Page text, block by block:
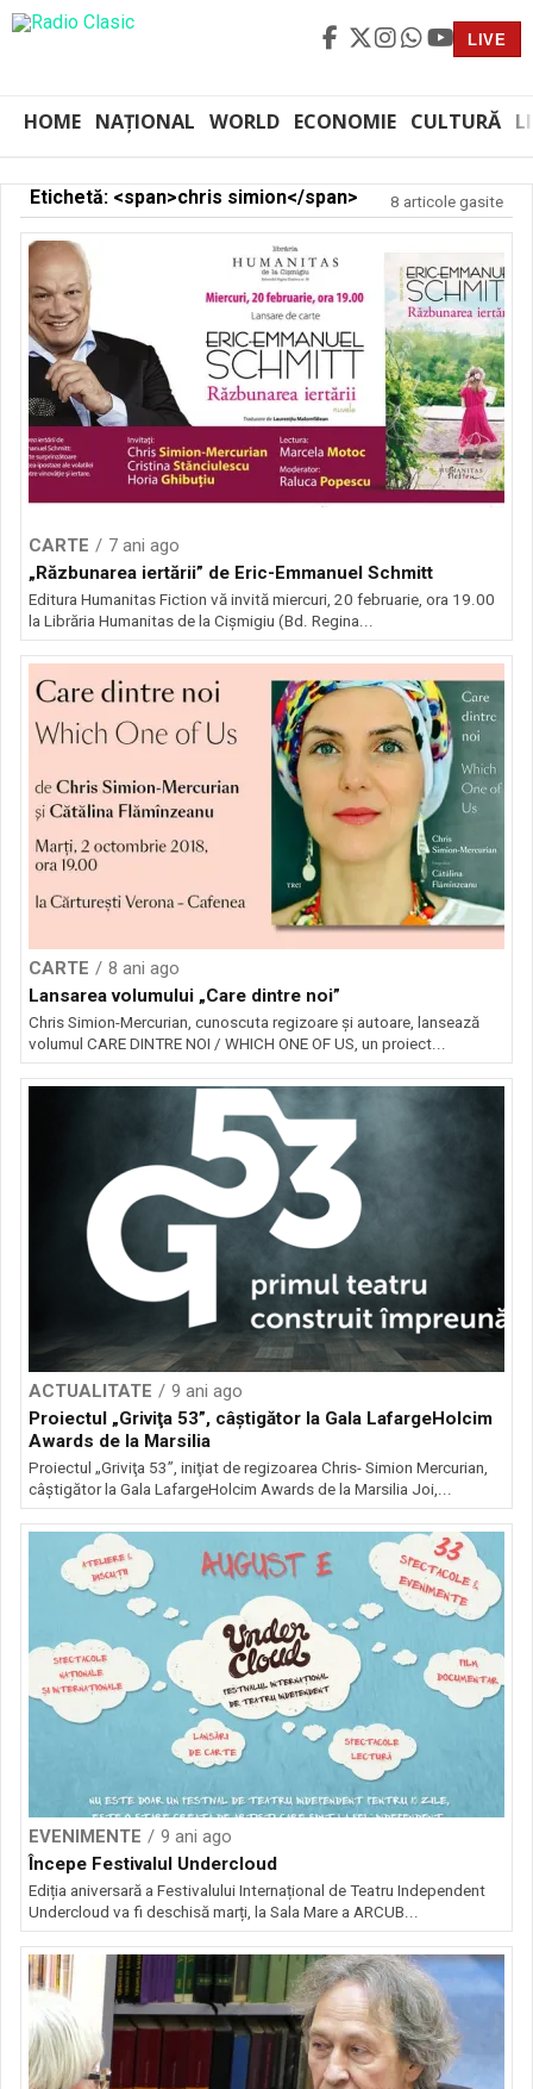
LIVE
HOME NAȚIONAL WORLD ECONOMIE CULTURĂ
Etichetă: <span>chris simion</span> 8 articole gasite
CARTE
7 ani ago
„Răzbunarea iertării” de Eric-Emmanuel Schmitt
Editura Humanitas Fiction vă invită miercuri, 20 februarie, ora 19.00
la Librăria Humanitas de la Cișmigiu (Bd. Regina...
CARTE
8 ani ago
Lansarea volumului „Care dintre noi”
Chris Simion-Mercurian, cunoscuta regizoare și autoare, lansează
volumul CARE DINTRE NOI / WHICH ONE OF US, un proiect...
ACTUALITATE
9 ani ago
Proiectul „Griviţa 53”, câştigător la Gala LafargeHolcim
Awards de la Marsilia
Proiectul „Griviţa 53”, iniţiat de regizoarea Chris- Simion Mercurian,
câştigător la Gala LafargeHolcim Awards de la Marsilia Joi,...
EVENIMENTE
9 ani ago
Începe Festivalul Undercloud
Ediția aniversară a Festivalului Internațional de Teatru Independent
Undercloud va fi deschisă marți, la Sala Mare a ARCUB...